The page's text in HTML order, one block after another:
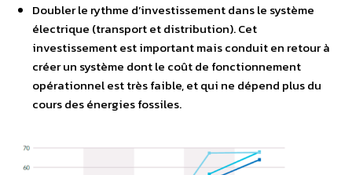
Doubler le rythme d’investissement dans le système
électrique (transport et distribution). Cet
investissement est important mais conduit en retour à
créer un système dont le coût de fonctionnement
opérationnel est très faible, et qui ne dépend plus du
cours des énergies fossiles.